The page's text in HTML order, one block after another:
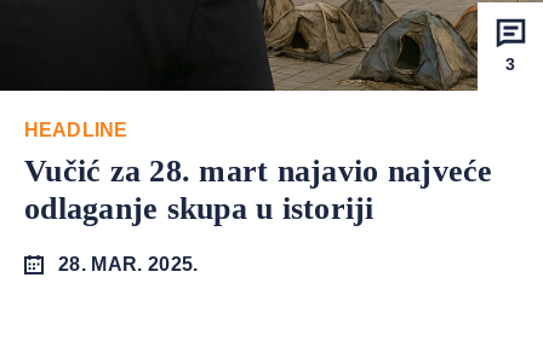
3
HEADLINE
Vučić za 28. mart najavio najveće
odlaganje skupa u istoriji
28. MAR. 2025.